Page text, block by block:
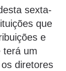
sexta-
que
e
terá um
diretores